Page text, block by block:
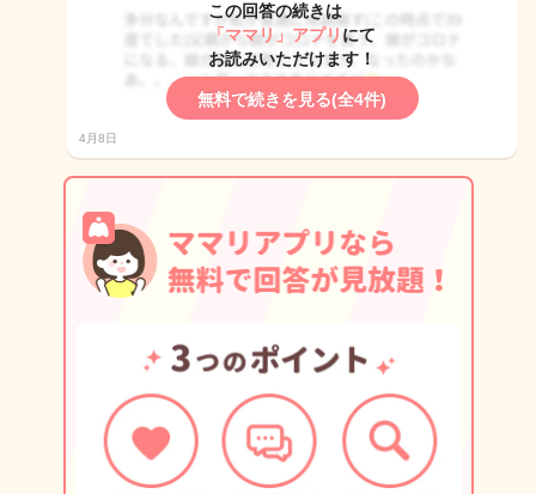
この回答の続きは
「ママリ」アプリ にて
お読みいただけます！
無料で続きを見る(全4件)
4月8日